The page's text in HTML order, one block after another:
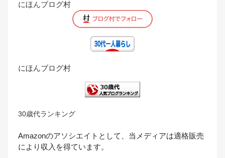
にほんブログ村
にほんブログ村
30歳代ランキング
Amazonのアソシエイトとして、当メディアは適格販売
により収入を得ています。